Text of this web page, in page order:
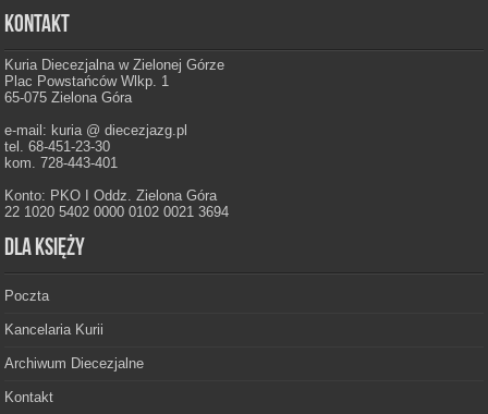
Kontakt
Kuria Diecezjalna w Zielonej Górze
Plac Powstańców Wlkp. 1
65-075 Zielona Góra
e-mail: kuria @ diecezjazg.pl
tel. 68-451-23-30
kom. 728-443-401
Konto: PKO I Oddz. Zielona Góra
22 1020 5402 0000 0102 0021 3694
Dla księży
Poczta
Kancelaria Kurii
Archiwum Diecezjalne
Kontakt